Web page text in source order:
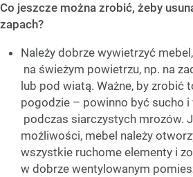
Co jeszcze można zrobić, żeby
zapach?
Należy dobrze wywietrzyć
na świeżym powietrzu, np. na
lub pod wiatą. Ważne, by zrobić
pogodzie – powinno być sucho i
podczas siarczystych mrozów.
możliwości, mebel należy
wszystkie ruchome elementy i
w dobrze wentylowanym